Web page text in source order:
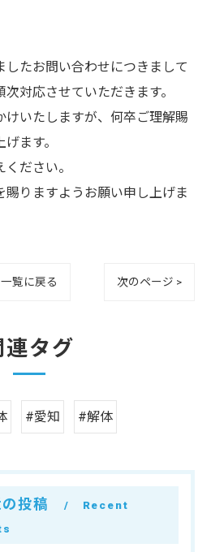
たお問い合わせにつきまして
対応させていただきます。
けいたしますが、何卒ご理解賜
ます。
ださい。
りますようお願い申し上げま
一覧に戻る 次のページ >
連タグ
#愛知 #解体
投稿
Recent